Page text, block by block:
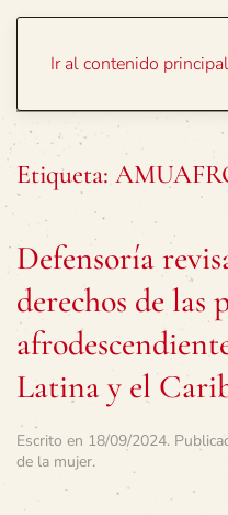
Ir al contenido principal
Etiqueta:
Defensoría
derechos de las
Latina y el
Escrito en 18/09/2024.
de la mujer.